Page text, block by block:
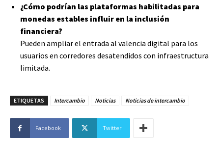
¿Cómo podrían las plataformas habilitadas para
monedas estables influir en la inclusión
financiera?
Pueden ampliar el entrada al valencia digital para los
usuarios en corredores desatendidos con infraestructura
limitada.
ETIQUETAS Intercambio Noticias Noticias de intercambio
Facebook Twitter